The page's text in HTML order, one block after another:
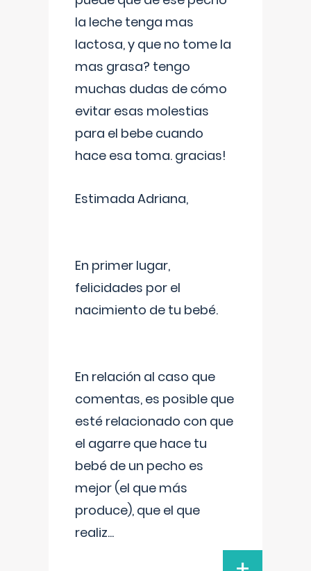
la leche tenga mas
lactosa, y que no tome la
mas grasa? tengo
muchas dudas de cómo
evitar esas molestias
para el bebe cuando
hace esa toma. gracias!
Estimada Adriana,
En primer lugar,
felicidades por el
nacimiento de tu bebé.
En relación al caso que
comentas, es posible que
esté relacionado con que
el agarre que hace tu
bebé de un pecho es
mejor (el que más
produce), que el que
realiz...